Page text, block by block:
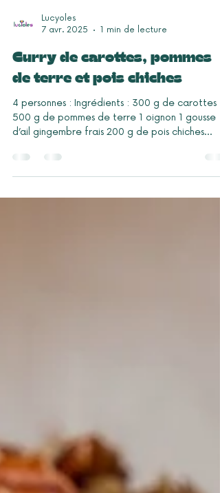
Lucyoles
7 avr. 2025
1 min de lecture
Curry de carottes, pommes
de terre et pois chiches
4 personnes : Ingrédients : 300 g de carottes
500 g de pommes de terre 1 oignon 1 gousse